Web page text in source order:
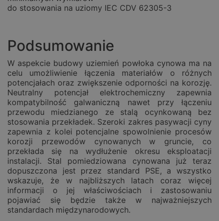
do stosowania na uziomy IEC CDV 62305-3
Podsumowanie
W aspekcie budowy uziemień powłoka cynowa ma na
celu umożliwienie łączenia materiałów o różnych
potencjałach oraz zwiększenie odporności na korozję.
Neutralny potencjał elektrochemiczny zapewnia
kompatybilność galwaniczną nawet przy łączeniu
przewodu miedzianego ze stalą ocynkowaną bez
stosowania przekładek. Szeroki zakres pasywacji cyny
zapewnia z kolei potencjalne spowolnienie procesów
korozji przewodów cynowanych w gruncie, co
przekłada się na wydłużenie okresu eksploatacji
instalacji. Stal pomiedziowana cynowana już teraz
dopuszczona jest przez standard PSE, a wszystko
wskazuje, że w najbliższych latach coraz więcej
informacji o jej właściwościach i zastosowaniu
pojawiać się będzie także w najważniejszych
standardach międzynarodowych.